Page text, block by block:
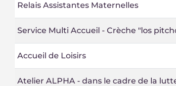
Relais Assistantes Maternelles
Service Multi Accueil - Crèche "los
Accueil de Loisirs
Atelier ALPHA - dans le cadre de la